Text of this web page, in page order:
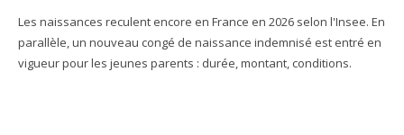
Les naissances reculent encore en France en 2026 selon l'Insee. En
parallèle, un nouveau congé de naissance indemnisé est entré en
vigueur pour les jeunes parents : durée, montant, conditions.